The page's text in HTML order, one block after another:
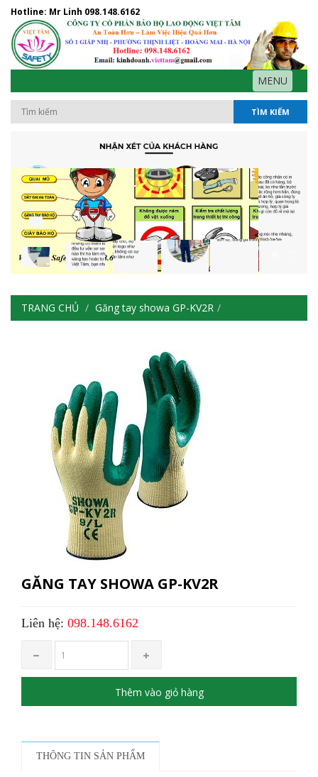
Hotline: Mr Linh 098.148.6162
MENU
TÌM KIẾM
TRANG CHỦ Găng tay showa GP-KV2R
GĂNG TAY SHOWA GP-KV2R
Liên hệ: 098.148.6162
Thêm vào giỏ hàng
THÔNG TIN SẢN PHẨM